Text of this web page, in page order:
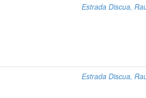
Estrada Discua,
Estrada Discua,